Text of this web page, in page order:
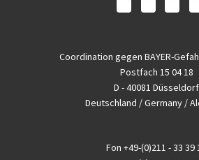
Coordination gegen BAYER-
Postfach 15 04 18
D - 40081 Düsseldorf
Deutschland / Germany /
Fon +49-(0)211 - 33 39